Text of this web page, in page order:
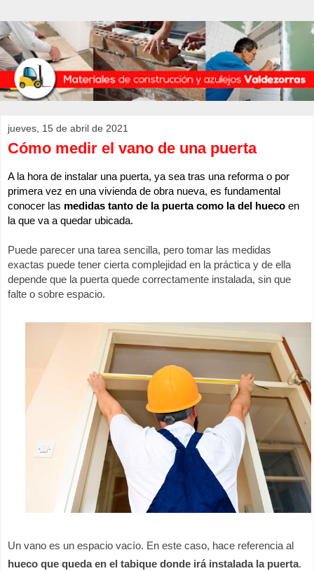
jueves, 15 de abril de 2021
Cómo medir el vano de una puerta
A la hora de instalar una puerta, ya sea tras una reforma o por
primera vez en una vivienda de obra nueva, es fundamental
conocer las medidas tanto de la puerta como la del hueco en
la que va a quedar ubicada.
Puede parecer una tarea sencilla, pero tomar las medidas
exactas puede tener cierta complejidad en la práctica y de ella
depende que la puerta quede correctamente instalada, sin que
falte o sobre espacio.
hueco que queda en el tabique donde irá instalada la puerta.